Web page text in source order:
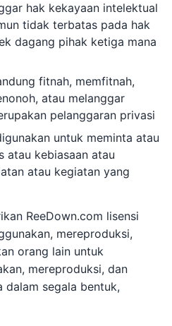
hak kekayaan intelektual
tidak terbatas pada hak
dagang pihak ketiga mana
fitnah, memfitnah,
atau melanggar
pelanggaran privasi
untuk meminta atau
atau kebiasaan atau
atau kegiatan yang
ReeDown.com lisensi
mereproduksi,
orang lain untuk
mereproduksi, dan
dalam segala bentuk,